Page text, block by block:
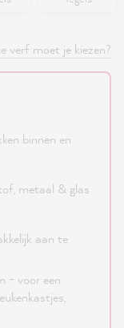
verf moet je kiezen?
binnen en
metaal & glas
aan te
- voor een